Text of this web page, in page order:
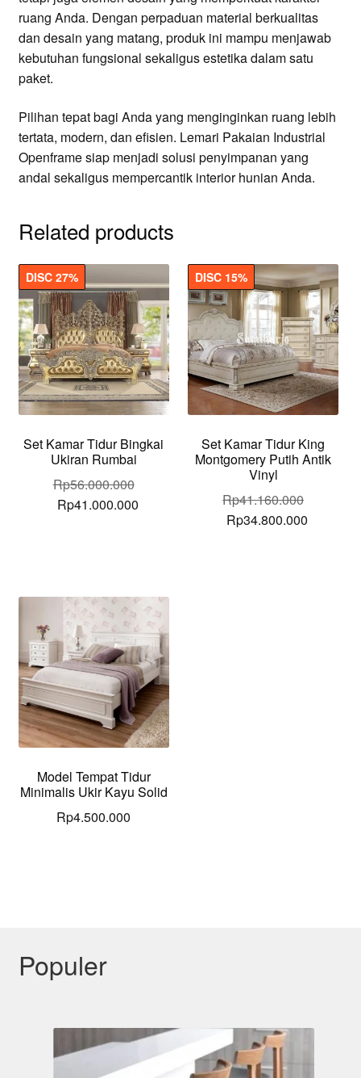
ruang Anda. Dengan perpaduan material berkualitas
dan desain yang matang, produk ini mampu menjawab
kebutuhan fungsional sekaligus estetika dalam satu
paket.
Pilihan tepat bagi Anda yang menginginkan ruang lebih
tertata, modern, dan efisien. Lemari Pakaian Industrial
Openframe siap menjadi solusi penyimpanan yang
andal sekaligus mempercantik interior hunian Anda.
Related products
Set Kamar Tidur Bingkai
Ukiran Rumbai
DISC 27%
Rp56.000.000
Original
Rp41.000.000Current
Set Kamar Tidur King
Montgomery Putih Antik
Vinyl
DISC 15%
Rp41.160.000
Original
Rp34.800.000
Model Tempat Tidur
Minimalis Ukir Kayu Solid
Rp4.500.000
Populer